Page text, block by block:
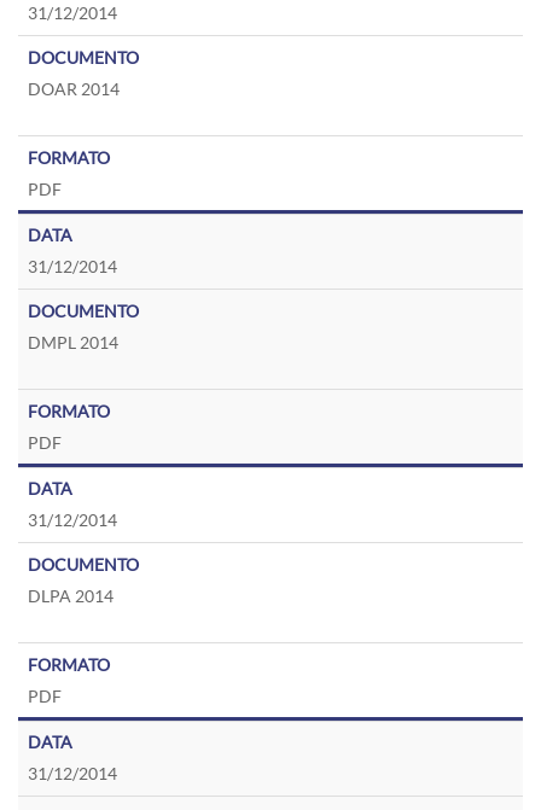
31/12/2014
DOAR 2014
PDF
31/12/2014
DMPL 2014
PDF
31/12/2014
DLPA 2014
PDF
31/12/2014